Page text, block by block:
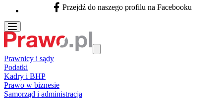
Facebook - otwiera się w nowej karcie
Przejdź do naszego profilu na Facebooku
Prawnicy i sądy
Podatki
Kadry i BHP
Prawo w biznesie
Samorząd i administracja